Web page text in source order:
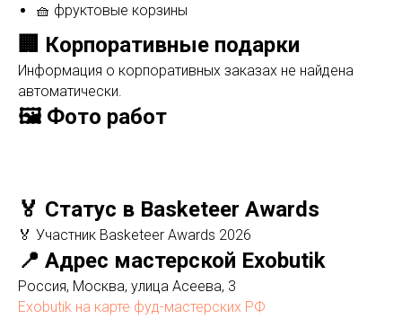
🧺 фруктовые корзины
🏢 Корпоративные подарки
Информация о корпоративных заказах не найдена
автоматически.
🖼️ Фото работ
🏅 Статус в Basketeer Awards
🏅 Участник Basketeer Awards 2026
📍 Адрес мастерской Exobutik
Россия, Москва, улица Асеева, 3
Exobutik на карте фуд-мастерских РФ